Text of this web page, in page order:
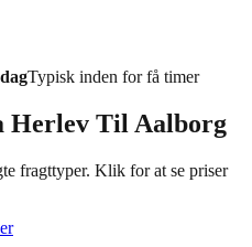
Typisk inden for få timer
Herlev Til Aalborg
fragttyper. Klik for at se priser